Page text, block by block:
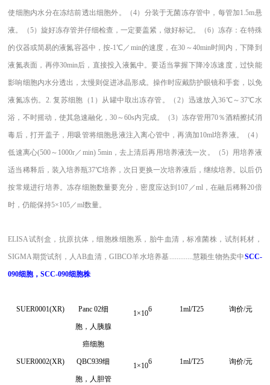
使细胞内水分在冻结前透出细胞外。（4）分装于无菌冻存管中，每管加1.5m悬
液。（5）旋好冻存管并仔细检查，一定要盖紧，做好标记。（6）冻存：在特殊
的仪器或简易的液氮容器中，按-1℃／min的速度，在30～40min时间内，下降到
液氮表面，再停30min后，直接投入液氮中。要适当掌握下降冷冻速度，过快能
影响细胞内水分透出，太慢则促进冰晶形成。操作时应戴防护眼镜和手套，以免
液氮冻伤。2. 复苏细胞（1）从罐中取出冻存管。（2）迅速放入36℃～37℃水
浴，不时摇动，使其急速融化，30～60s内完成。（3）冻存管用70％酒精擦拭消
毒后，打开盖子，用吸管将细胞悬液注入离心管中，再滴加10ml培养液。（4）
低速离心(500～1000r／min) 5min，去上清后再用培养液洗一次。（5）用培养液
适当稀释后，装入培养瓶37℃培养，次日更换一次培养液后，继续培养。以后仍
按常规进行培养。冻存细胞数量要充分，密度应达到107／ml，在融后稀释20倍
时，仍能保持5×105／ml数量。
ELISA试剂盒，抗原抗体，细胞株细胞系，胎牛血清，标准菌株，试剂耗材，
SIGMA期货试剂，人AB血清，GIBCO羊水培养基.............慧颖生物热卖中SCC-
090细胞，SCC-090细胞株
SUER0001(XR) Panc 02细
胞，人胰腺
癌细胞
1 ×106 1ml/T25 询价/元
SUER0002(XR) QBC939细
胞，人胆管
1 ×106 1ml/T25 询价/元